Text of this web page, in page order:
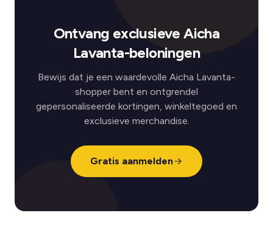
Ontvang exclusieve Aicha
Lavanta-beloningen
Bewijs dat je een waardevolle Aicha Lavanta-
shopper bent en ontgrendel
gepersonaliseerde kortingen, winkeltegoed en
exclusieve merchandise.
Gratis aanmelden